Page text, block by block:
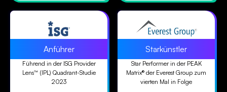
Anführer
Führend in der ISG Provider
Lens™ (IPL) Quadrant-Studie
2023
Starkünstler
Star Performer in der PEAK
Matrix® der Everest Group zum
vierten Mal in Folge